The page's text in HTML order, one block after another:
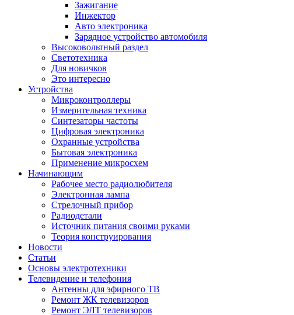
Зажигание
Инжектор
Авто электроника
Зарядное устройство автомобиля
Высоковольтный раздел
Светотехника
Для новичков
Это интересно
Устройства
Микроконтроллеры
Измерительная техника
Синтезаторы частоты
Цифровая электроника
Охранные устройства
Бытовая электроника
Применение микросхем
Начинающим
Рабочее место радиолюбителя
Электронная лампа
Стрелочный прибор
Радиодетали
Источник питания своими руками
Теория конструирования
Новости
Статьи
Основы электротехники
Телевидение и телефония
Антенны для эфирного ТВ
Ремонт ЖК телевизоров
Ремонт ЭЛТ телевизоров